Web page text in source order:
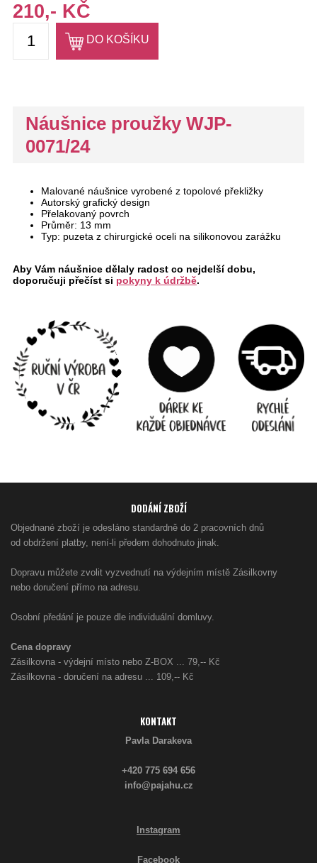
210,- KČ
DO KOŠÍKU
Náušnice proužky WJP-
0071/24
Malované náušnice vyrobené z topolové překližky
Autorský grafický design
Přelakovaný povrch
Průměr: 13 mm
Typ: puzeta z chirurgické oceli na silikonovou zarážku
Aby Vám náušnice dělaly radost co nejdelší dobu,
doporučuji přečíst si pokyny k údržbě.
DODÁNÍ ZBOŽÍ
Objednané zboží je odesláno standardně do 2 pracovních dnů
od obdržení platby, není-li předem dohodnuto jinak.
Dopravu můžete zvolit vyzvednutí na výdejním místě Zásilkovny
nebo doručení přímo na adresu.
Osobní předání je pouze dle individuální domluvy.
Cena dopravy
Zásilkovna - výdejní místo nebo Z-BOX ... 79,-- Kč
Zásilkovna - doručení na adresu ... 109,-- Kč
KONTAKT
Pavla Darakeva
+420 775 694 656
info@pajahu.cz
Instagram
Facebook